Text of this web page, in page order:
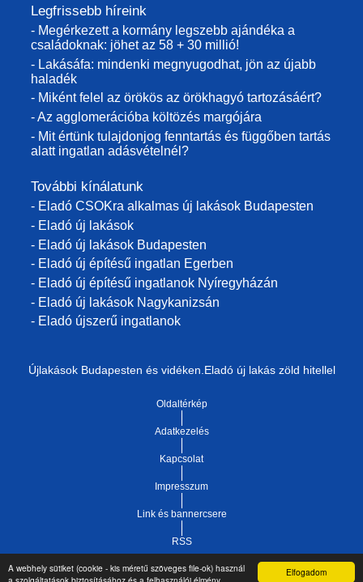
Elfogadom
A webhely sütiket (cookie - kis méretű szöveges file-ok) használ
Legfrissebb híreink
- Megérkezett a kormány legszebb ajándéka a
családoknak: jöhet az 58 + 30 millió!
- Lakásáfa: mindenki megnyugodhat, jön az újabb
haladék
- Miként felel az örökös az örökhagyó tartozásáért?
- Az agglomerációba költözés margójára
- Mit értünk tulajdonjog fenntartás és függőben tartás
alatt ingatlan adásvételnél?
További kínálatunk
- Eladó CSOKra alkalmas új lakások Budapesten
- Eladó új lakások
- Eladó új lakások Budapesten
- Eladó új építésű ingatlan Egerben
- Eladó új építésű ingatlanok Nyíregyházán
- Eladó új lakások Nagykanizsán
- Eladó újszerű ingatlanok
Újlakások Budapesten és vidéken.Eladó új lakás zöld hitellel
Oldaltérkép
Adatkezelés
Kapcsolat
Impresszum
Link és bannercsere
RSS
Copyright © 2021.Vár-Köz Kft. - Ingatlan nyilvántartó, ügyviteli és